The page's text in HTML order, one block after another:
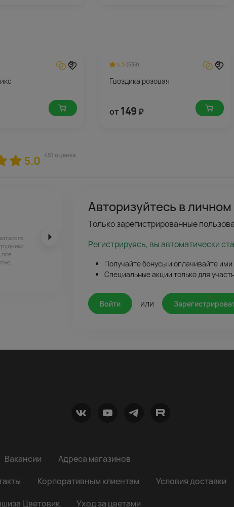
9 4.5 (538) 9
Гвоздика розовая
от 149 ₽
5.0 451 оценка
все
Авторизуйтесь в
Только зарегистрированные
Регистрируясь, вы автоматически
Получайте бонусы и оплачивайте ими
Специальные акции только для
Войти или
Вакансии
Адреса магазинов
Корпоративным клиентам
Условия доставки
Цветовик Уход за цветами